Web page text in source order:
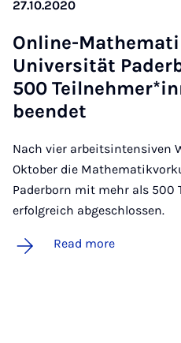
27.10.2020
On­line-
Uni­versität
500
been­det
Nach vier arbeitsintensiven
Oktober die
Paderborn mit mehr als 500
erfolgreich abgeschlossen.
Read more